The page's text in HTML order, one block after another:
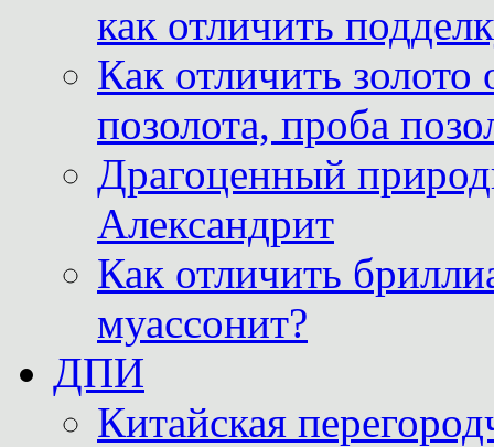
как отличить
Как отличить
позолота, проба
Драгоценный
Александрит
Как отличить
муассонит?
ДПИ
Китайская